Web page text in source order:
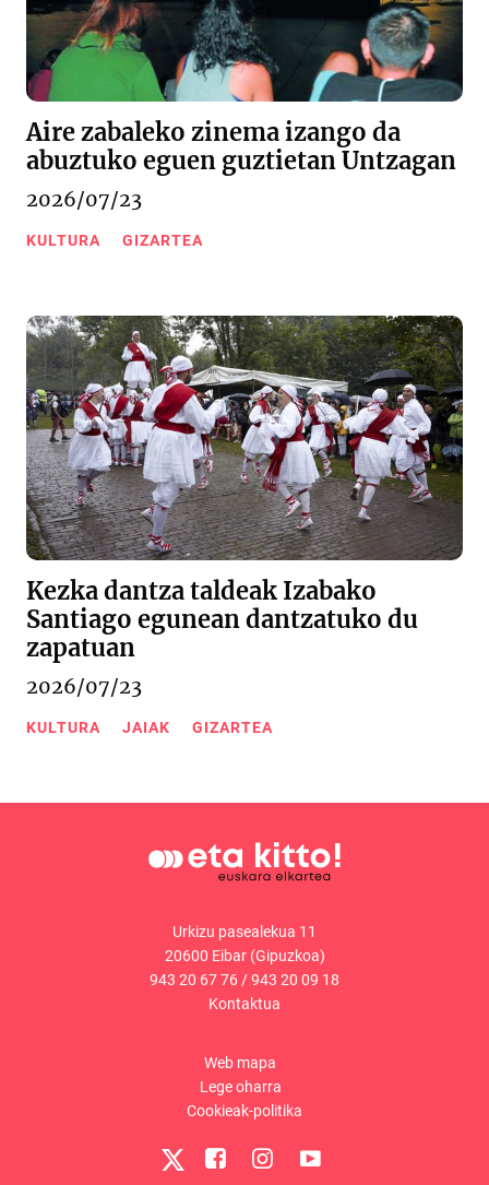
Aire zabaleko zinema izango da
abuztuko eguen guztietan Untzagan
2026/07/23
KULTURA GIZARTEA
Kezka dantza taldeak Izabako
Santiago egunean dantzatuko du
zapatuan
2026/07/23
KULTURA JAIAK GIZARTEA
Urkizu pasealekua 11
20600 Eibar (Gipuzkoa)
943 20 67 76 /943 20 09 18
Kontaktua
Web mapa
Lege oharra
Cookieak-politika